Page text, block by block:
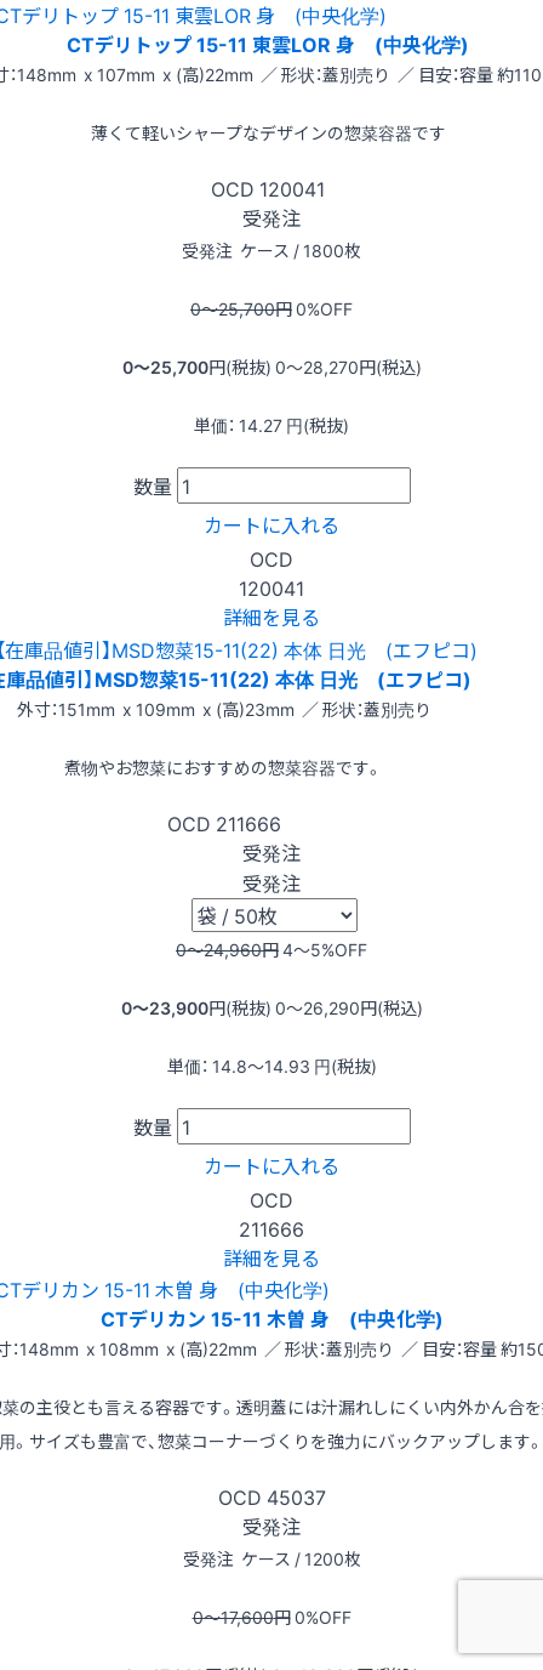
CTデリトップ 15-11 東雲LOR 身 (中央化学)
：148mm x 107mm x (高)22mm ／ 形状：蓋別売り ／ 目安：容量 約
薄くて軽いシャープなデザインの惣菜容器です
OCD 120041
受発注
受発注 ケース / 1800枚
0〜25,700円0%OFF
0〜25,700円(税抜) 0〜28,270円(税込)
単価： 14.27 円(税抜)
数量
カートに入れる
OCD
120041
詳細を見る
庫品値引】MSD惣菜15-11(22) 本体 日光 (エフピコ)
外寸：151mm x 109mm x (高)23mm ／ 形状：蓋別売り
煮物やお惣菜におすすめの惣菜容器です。
OCD 211666
受発注
受発注
0〜24,960円4〜5%OFF
0〜23,900円(税抜) 0〜26,290円(税込)
単価： 14.8〜14.93 円(税抜)
数量
カートに入れる
OCD
211666
詳細を見る
CTデリカン 15-11 木曽 身 (中央化学)
：148mm x 108mm x (高)22mm ／ 形状：蓋別売り ／ 目安：容量 約
の主役とも言える容器です。透明蓋には汁漏れしにくい内外かん合
用。サイズも豊富で、惣菜コーナーづくりを強力にバックアップします。
OCD 45037
受発注
受発注 ケース / 1200枚
0〜17,600円0%OFF